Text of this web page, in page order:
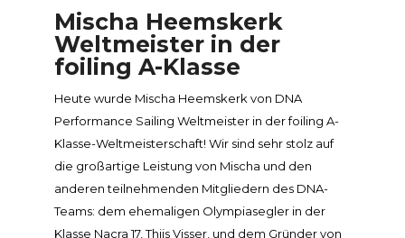
Mischa Heemskerk
Weltmeister in der
foiling A-Klasse
Heute wurde Mischa Heemskerk von DNA
Performance Sailing Weltmeister in der foiling A-
Klasse-Weltmeisterschaft! Wir sind sehr stolz auf
die großartige Leistung von Mischa und den
anderen teilnehmenden Mitgliedern des DNA-
Teams: dem ehemaligen Olympiasegler in der
Klasse Nacra 17, Thijs Visser, und dem Gründer von